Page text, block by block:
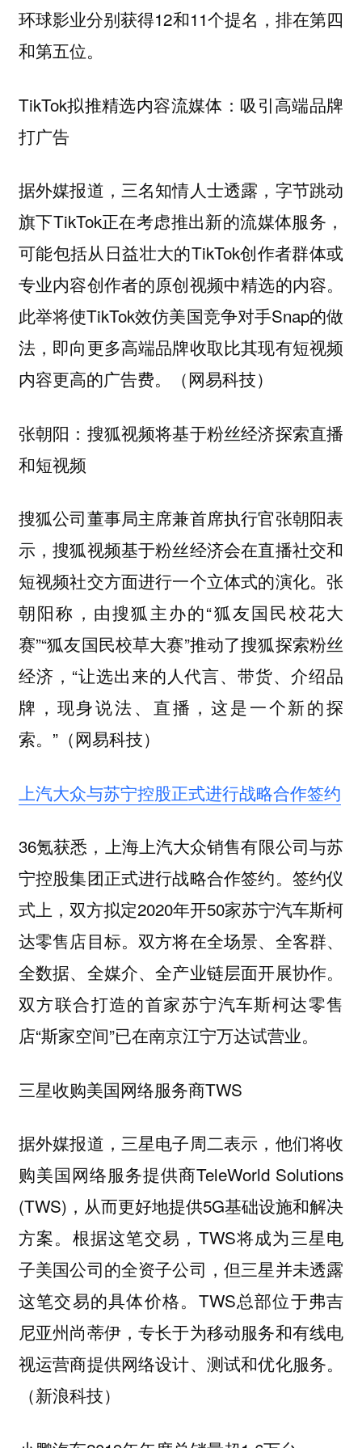
环球影业分别获得12和11个提名，排在第四
和第五位。
TikTok拟推精选内容流媒体：吸引高端品牌
打广告
据外媒报道，三名知情人士透露，字节跳动
旗下TikTok正在考虑推出新的流媒体服务，
可能包括从日益壮大的TikTok创作者群体或
专业内容创作者的原创视频中精选的内容。
此举将使TikTok效仿美国竞争对手Snap的做
法，即向更多高端品牌收取比其现有短视频
内容更高的广告费。（网易科技）
张朝阳：搜狐视频将基于粉丝经济探索直播
和短视频
搜狐公司董事局主席兼首席执行官张朝阳表
示，搜狐视频基于粉丝经济会在直播社交和
短视频社交方面进行一个立体式的演化。张
朝阳称，由搜狐主办的“狐友国民校花大
赛”“狐友国民校草大赛”推动了搜狐探索粉丝
经济，“让选出来的人代言、带货、介绍品
牌，现身说法、直播，这是一个新的探
索。”（网易科技）
上汽大众与苏宁控股正式进行战略合作签约
36氪获悉，上海上汽大众销售有限公司与苏
宁控股集团正式进行战略合作签约。签约仪
式上，双方拟定2020年开50家苏宁汽车斯柯
达零售店目标。双方将在全场景、全客群、
全数据、全媒介、全产业链层面开展协作。
双方联合打造的首家苏宁汽车斯柯达零售
店“斯家空间”已在南京江宁万达试营业。
三星收购美国网络服务商TWS
据外媒报道，三星电子周二表示，他们将收
购美国网络服务提供商TeleWorld Solutions
(TWS)，从而更好地提供5G基础设施和解决
方案。根据这笔交易，TWS将成为三星电
子美国公司的全资子公司，但三星并未透露
这笔交易的具体价格。TWS总部位于弗吉
尼亚州尚蒂伊，专长于为移动服务和有线电
视运营商提供网络设计、测试和优化服务。
（新浪科技）